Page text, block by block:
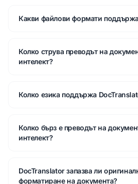
Какви файлови формати
Колко струва преводът на
интелект?
Колко езика поддържа
Колко бърз е преводът на
интелект?
DocTranslator запазва ли
форматиране на документа?